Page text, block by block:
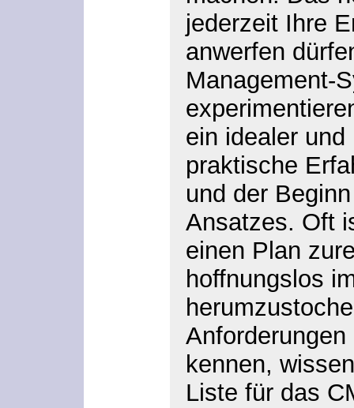
jederzeit Ihre
anwerfen
Management-
ein idealer
praktische
und der
Ansatzes. Oft
einen Plan
hoffnungslos
kennen,
Liste für das